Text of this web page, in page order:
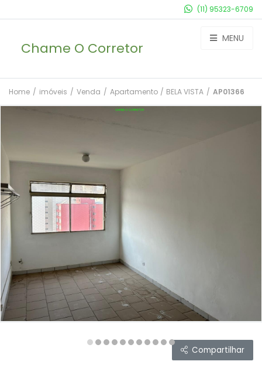
(11) 95323-6709
Chame O Corretor
MENU
Home / imóveis / Venda / Apartamento / BELA VISTA / AP01366
Compartilhar